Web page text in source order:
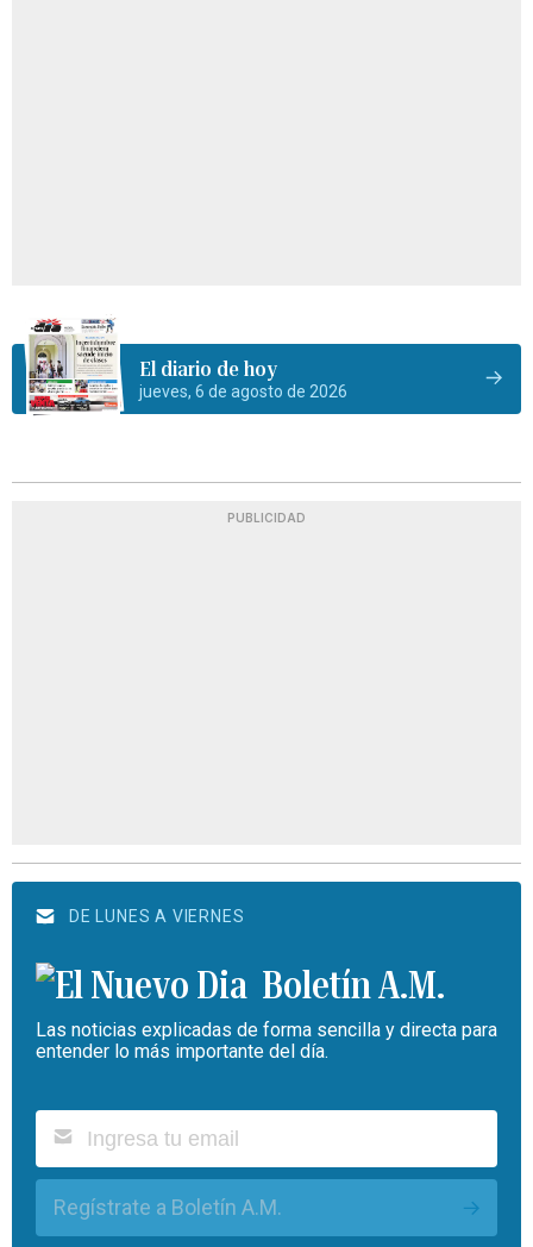
El diario de hoy
jueves, 6 de agosto de 2026
PUBLICIDAD
DE LUNES A VIERNES
Boletín A.M.
Las noticias explicadas de forma sencilla y directa para
entender lo más importante del día.
Regístrate a Boletín A.M.